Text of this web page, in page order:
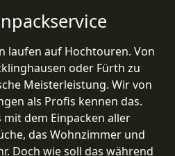
laufen auf Hochtouren. Von
oder Fürth zu
Meisterleistung. Wir von
als Profis kennen das.
dem Einpacken aller
das Wohnzimmer und
Doch wie soll das während